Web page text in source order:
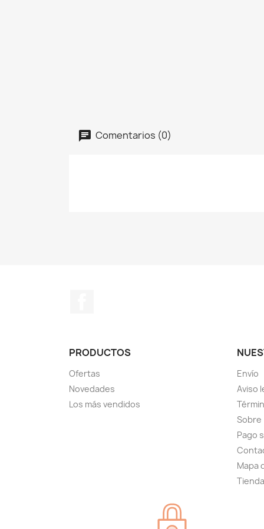
Comentarios (0)
PRODUCTOS
Ofertas
Novedades
Los más vendidos
Envío
Aviso
Pago
Mapa